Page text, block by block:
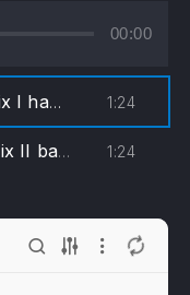
00:00
1:24
basse) 1:24